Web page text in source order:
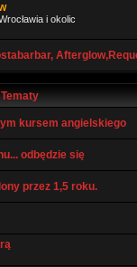
i okolic
Tematy
kursem angielskiego
odbędzie się
przez 1,5 roku.